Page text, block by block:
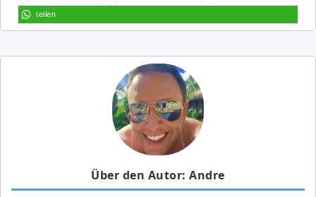
teilen
Über den Autor: Andre